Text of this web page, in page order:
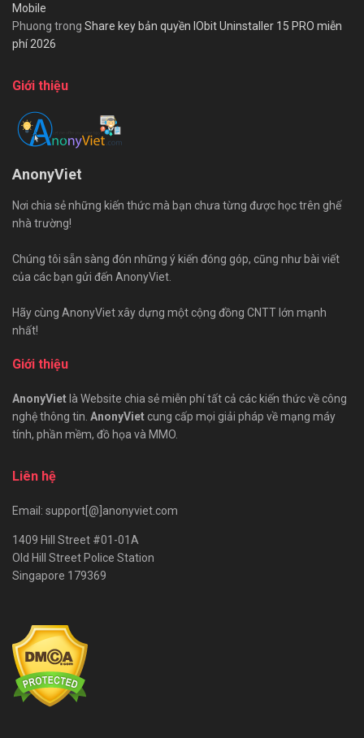
Mobile
Phuong trong Share key bản quyền IObit Uninstaller 15 PRO miễn
phí 2026
Giới thiệu
AnonyViet
Nơi chia sẻ những kiến thức mà bạn chưa từng được học trên ghế
nhà trường!
Chúng tôi sẵn sàng đón những ý kiến đóng góp, cũng như bài viết
của các bạn gửi đến AnonyViet.
Hãy cùng AnonyViet xây dựng một cộng đồng CNTT lớn mạnh
nhất!
Giới thiệu
AnonyViet là Website chia sẻ miễn phí tất cả các kiến thức về công
nghệ thông tin. AnonyViet cung cấp mọi giải pháp về mạng máy
tính, phần mềm, đồ họa và MMO.
Liên hệ
Email: support[@]anonyviet.com
1409 Hill Street #01-01A
Old Hill Street Police Station
Singapore 179369